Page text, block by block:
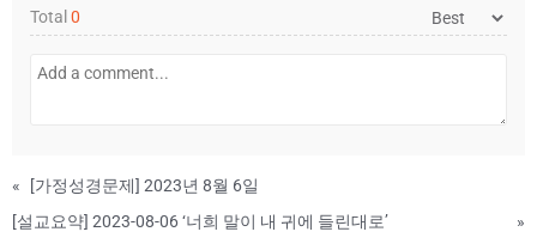
Total 0
«
[가정성경문제] 2023년 8월 6일
[설교요약] 2023-08-06 ‘너희 말이 내 귀에 들린대로’
»